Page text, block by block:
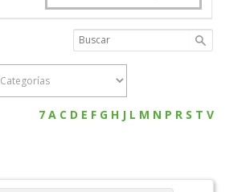
7 A C D E F G H J L M N P R S T V